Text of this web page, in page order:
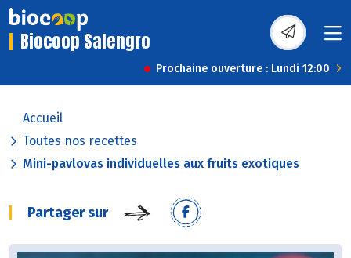
Biocoop Salengro
Prochaine ouverture : Lundi 12:00
Accueil
Toutes nos recettes
Mini-pavlovas individuelles aux fruits exotiques
Partager sur